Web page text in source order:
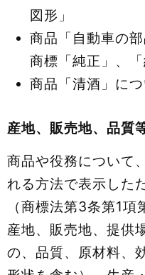
図形」
商品「自動車の
商標「純正」、「
商品「清酒」に
産地、販売地、品質
商品や役務について
れる方法で表示した
（商標法第3条第1項
産地、販売地、提供
の、品質、原材料、